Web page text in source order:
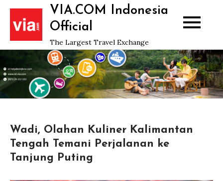
Skip
content
VIA.COM Indonesia
Official
The Largest Travel Exchange
Wadi, Olahan Kuliner Kalimantan
Tengah Temani Perjalanan ke
Tanjung Puting